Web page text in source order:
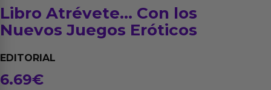
Libro Atrévete… Con los
Nuevos Juegos Eróticos
EDITORIAL
6.69€